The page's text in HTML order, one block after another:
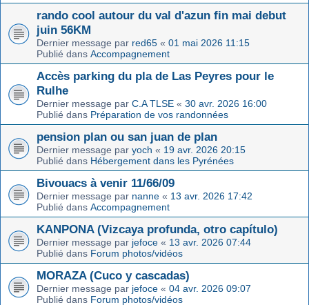
rando cool autour du val d'azun fin mai debut
juin 56KM
Dernier message par red65 « 01 mai 2026 11:15
Publié dans Accompagnement
Accès parking du pla de Las Peyres pour le
Rulhe
Dernier message par C.A TLSE « 30 avr. 2026 16:00
Publié dans Préparation de vos randonnées
pension plan ou san juan de plan
Dernier message par yoch « 19 avr. 2026 20:15
Publié dans Hébergement dans les Pyrénées
Bivouacs à venir 11/66/09
Dernier message par nanne « 13 avr. 2026 17:42
Publié dans Accompagnement
KANPONA (Vizcaya profunda, otro capítulo)
Dernier message par jefoce « 13 avr. 2026 07:44
Publié dans Forum photos/vidéos
MORAZA (Cuco y cascadas)
Dernier message par jefoce « 04 avr. 2026 09:07
Publié dans Forum photos/vidéos